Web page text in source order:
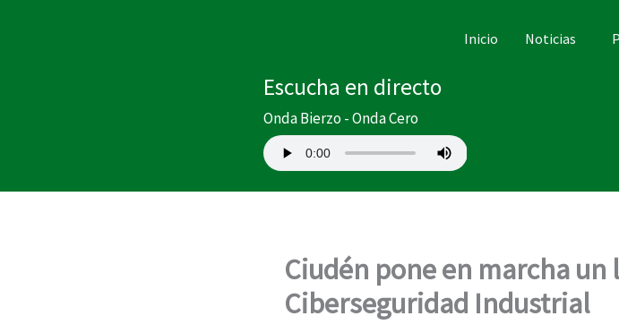
Inicio Noticias
Escucha en directo
Onda Bierzo - Onda Cero
Ciudén pone en marcha
Ciberseguridad Industrial